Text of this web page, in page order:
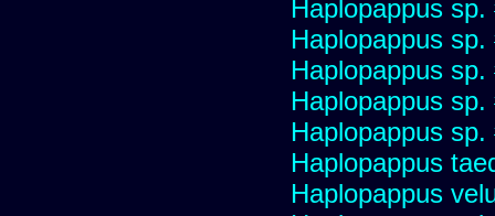
Haplopappus sp.
Haplopappus sp.
Haplopappus sp.
Haplopappus
Haplopappus sp.
Haplopappus
Haplopappus